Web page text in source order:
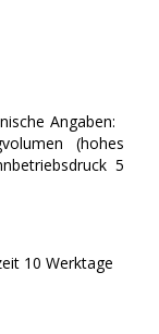
Angaben:
(hohes
5